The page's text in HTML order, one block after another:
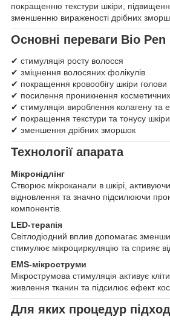
покращенню текстури шкіри,
зменшенню вираженості дрібних
Основні переваги Bio Pen
✔ стимуляція росту волосся
✔ зміцнення волосяних фолікулів
✔ покращення кровообігу шкіри голови
✔ посилення проникнення
✔ стимуляція вироблення колагену та
✔ покращення текстури та тонусу шкіри
✔ зменшення дрібних зморшок
Технології апарата
Мікронідлінг
Створює мікроканали в шкірі,
відновлення та значно підсилюючи
компонентів.
LED-терапія
Світлодіодний вплив допомагає
стимулює мікроциркуляцію та сприяє
EMS-мікроструми
Мікрострумова стимуляція активує
живлення тканин та підсилює ефект
Для яких процедур